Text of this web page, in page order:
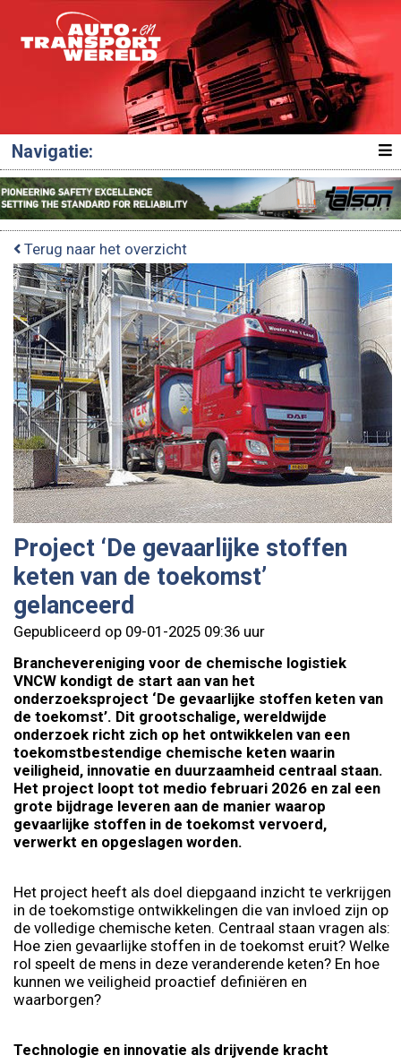
Navigatie:
Terug naar het overzicht
Project ‘De gevaarlijke stoffen
keten van de toekomst’
gelanceerd
Gepubliceerd op 09-01-2025 09:36 uur
Branchevereniging voor de chemische logistiek
VNCW kondigt de start aan van het
onderzoeksproject ‘De gevaarlijke stoffen keten van
de toekomst’. Dit grootschalige, wereldwijde
onderzoek richt zich op het ontwikkelen van een
toekomstbestendige chemische keten waarin
veiligheid, innovatie en duurzaamheid centraal staan.
Het project loopt tot medio februari 2026 en zal een
grote bijdrage leveren aan de manier waarop
gevaarlijke stoffen in de toekomst vervoerd,
verwerkt en opgeslagen worden.
Het project heeft als doel diepgaand inzicht te verkrijgen
in de toekomstige ontwikkelingen die van invloed zijn op
de volledige chemische keten. Centraal staan vragen als:
Hoe zien gevaarlijke stoffen in de toekomst eruit? Welke
rol speelt de mens in deze veranderende keten? En hoe
kunnen we veiligheid proactief definiëren en
waarborgen?
Technologie en innovatie als drijvende kracht